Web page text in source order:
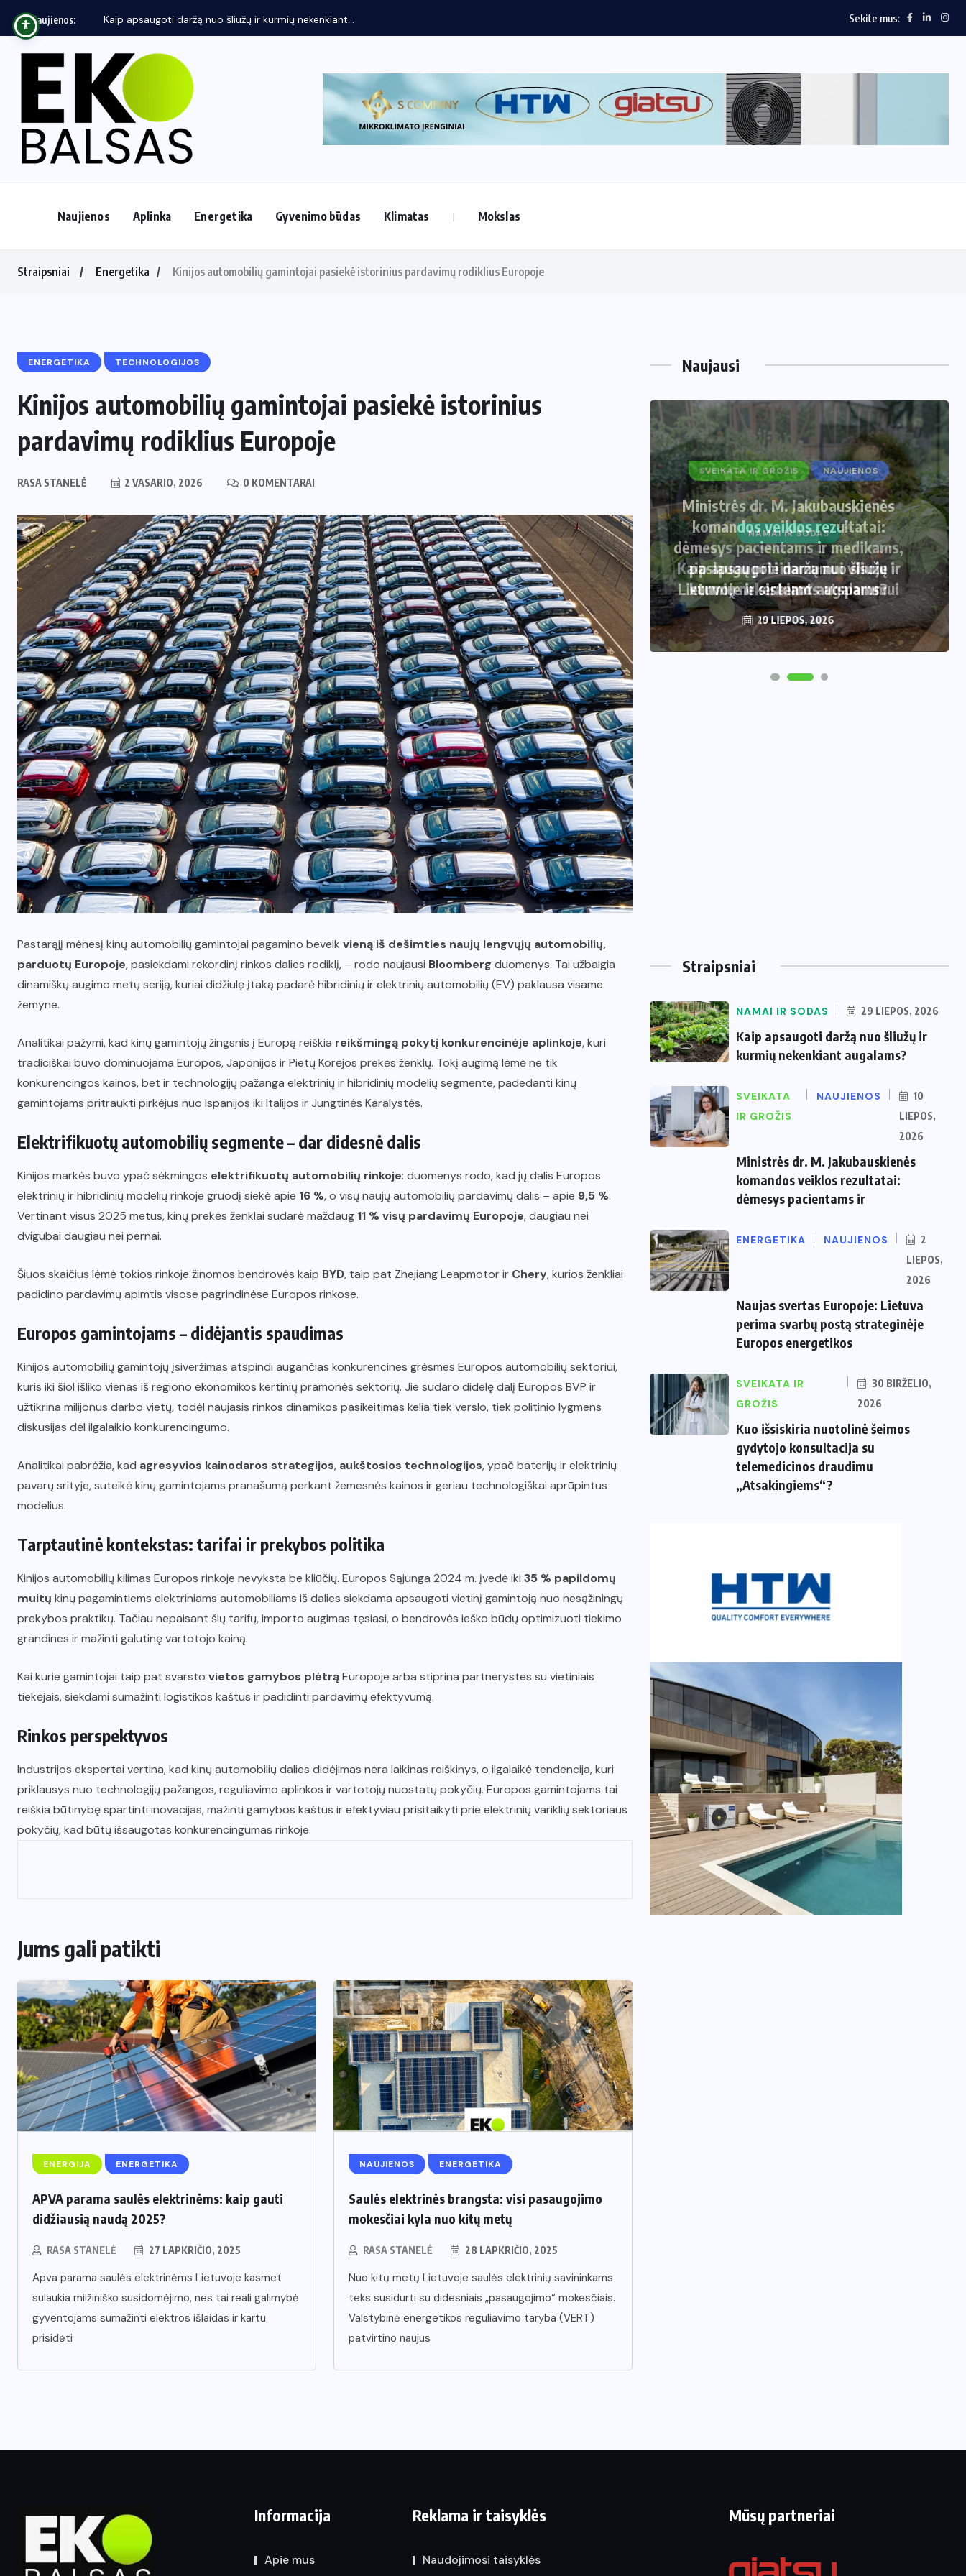
Naujienos: Kaip apsaugoti daržą nuo šliužų ir kurmių nekenkiant... Sekite mus:
Naujienos Aplinka Energetika Gyvenimo būdas Klimatas Mokslas
Straipsniai Energetika Kinijos automobilių gamintojai pasiekė istorinius pardavimų rodiklius Europoje
ENERGETIKA TECHNOLOGIJOS
Kinijos automobilių gamintojai pasiekė istorinius
pardavimų rodiklius Europoje
RASA STANELĖ 2 VASARIO, 2026 0 KOMENTARAI
Pastarąjį mėnesį kinų automobilių gamintojai pagamino beveik vieną iš dešimties naujų lengvųjų automobilių,
parduotų Europoje, pasiekdami rekordinį rinkos dalies rodiklį, – rodo naujausi Bloomberg duomenys. Tai užbaigia
dinamiškų augimo metų seriją, kuriai didžiulę įtaką padarė hibridinių ir elektrinių automobilių (EV) paklausa visame
žemyne.
Analitikai pažymi, kad kinų gamintojų žingsnis į Europą reiškia reikšmingą pokytį konkurencinėje aplinkoje, kuri
tradiciškai buvo dominuojama Europos, Japonijos ir Pietų Korėjos prekės ženklų. Tokį augimą lėmė ne tik
konkurencingos kainos, bet ir technologijų pažanga elektrinių ir hibridinių modelių segmente, padedanti kinų
gamintojams pritraukti pirkėjus nuo Ispanijos iki Italijos ir Jungtinės Karalystės.
Elektrifikuotų automobilių segmente – dar didesnė dalis
Kinijos markės buvo ypač sėkmingos elektrifikuotų automobilių rinkoje: duomenys rodo, kad jų dalis Europos
elektrinių ir hibridinių modelių rinkoje gruodį siekė apie 16 %, o visų naujų automobilių pardavimų dalis – apie 9,5 %.
Vertinant visus 2025 metus, kinų prekės ženklai sudarė maždaug 11 % visų pardavimų Europoje, daugiau nei
dvigubai daugiau nei pernai.
Šiuos skaičius lėmė tokios rinkoje žinomos bendrovės kaip BYD, taip pat Zhejiang Leapmotor ir Chery, kurios ženkliai
padidino pardavimų apimtis visose pagrindinėse Europos rinkose.
Europos gamintojams – didėjantis spaudimas
Kinijos automobilių gamintojų įsiveržimas atspindi augančias konkurencines grėsmes Europos automobilių sektoriui,
kuris iki šiol išliko vienas iš regiono ekonomikos kertinių pramonės sektorių. Jie sudaro didelę dalį Europos BVP ir
užtikrina milijonus darbo vietų, todėl naujasis rinkos dinamikos pasikeitimas kelia tiek verslo, tiek politinio lygmens
diskusijas dėl ilgalaikio konkurencingumo.
Analitikai pabrėžia, kad agresyvios kainodaros strategijos, aukštosios technologijos, ypač baterijų ir elektrinių
pavarų srityje, suteikė kinų gamintojams pranašumą perkant žemesnės kainos ir geriau technologiškai aprūpintus
modelius.
Tarptautinė kontekstas: tarifai ir prekybos politika
Kinijos automobilių kilimas Europos rinkoje nevyksta be kliūčių. Europos Sąjunga 2024 m. įvedė iki 35 % papildomų
muitų kinų pagamintiems elektriniams automobiliams iš dalies siekdama apsaugoti vietinį gamintoją nuo nesąžiningų
prekybos praktikų. Tačiau nepaisant šių tarifų, importo augimas tęsiasi, o bendrovės ieško būdų optimizuoti tiekimo
grandines ir mažinti galutinę vartotojo kainą.
Kai kurie gamintojai taip pat svarsto vietos gamybos plėtrąEuropoje arba stiprina partnerystes su vietiniais
tiekėjais, siekdami sumažinti logistikos kaštus ir padidinti pardavimų efektyvumą.
Rinkos perspektyvos
Industrijos ekspertai vertina, kad kinų automobilių dalies didėjimas nėra laikinas reiškinys, o ilgalaikė tendencija, kuri
priklausys nuo technologijų pažangos, reguliavimo aplinkos ir vartotojų nuostatų pokyčių. Europos gamintojams tai
reiškia būtinybę spartinti inovacijas, mažinti gamybos kaštus ir efektyviau prisitaikyti prie elektrinių variklių sektoriaus
pokyčių, kad būtų išsaugotas konkurencingumas rinkoje.
Jums gali patikti
ENERGIJA ENERGETIKA
APVA parama saulės elektrinėms: kaip gauti
didžiausią naudą 2025?
RASA STANELĖ 27 LAPKRIČIO, 2025
Apva parama saulės elektrinėms Lietuvoje kasmet
sulaukia milžiniško susidomėjimo, nes tai reali galimybė
gyventojams sumažinti elektros išlaidas ir kartu
prisidėti
NAUJIENOS ENERGETIKA
Saulės elektrinės brangsta: visi pasaugojimo
mokesčiai kyla nuo kitų metų
RASA STANELĖ 28 LAPKRIČIO, 2025
Nuo kitų metų Lietuvoje saulės elektrinių savininkams
teks susidurti su didesniais „pasaugojimo“ mokesčiais.
Valstybinė energetikos reguliavimo taryba (VERT)
patvirtino naujus
Naujausi
ENERGETIKA NAUJIENOS
Naujas svertas Europoje: Lietuva
perima svarbų postą strateginėje
Europos energetikos asociacijoje
2 LIEPOS, 2026
NAMAI IR SODAS
Kaip apsaugoti daržą nuo šliužų ir
kurmių nekenkiant augalams?
29 LIEPOS, 2026
SVEIKATA IR GROŽIS NAUJIENOS
Ministrės dr. M. Jakubauskienės
komandos veiklos rezultatai:
dėmesys pacientams ir medikams,
paslaugų prieinamumui visoje
Lietuvoje ir sistemos atsparumui
10 LIEPOS, 2026
Straipsniai
NAMAI IR SODAS 29 LIEPOS, 2026
Kaip apsaugoti daržą nuo šliužų ir
kurmių nekenkiant augalams?
SVEIKATA
IR GROŽIS
NAUJIENOS
10
LIEPOS,
2026
Ministrės dr. M. Jakubauskienės
komandos veiklos rezultatai:
dėmesys pacientams ir
ENERGETIKA NAUJIENOS
2
LIEPOS,
2026
Naujas svertas Europoje: Lietuva
perima svarbų postą strateginėje
Europos energetikos
SVEIKATA IR
GROŽIS
30 BIRŽELIO,
2026
Kuo išsiskiria nuotolinė šeimos
gydytojo konsultacija su
telemedicinos draudimu
„Atsakingiems“?
Informacija
Apie mus
Reklama ir taisyklės
Naudojimosi taisyklės
Mūsų partneriai